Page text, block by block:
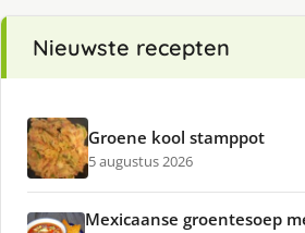
Nieuwste recepten
Groene kool stamppot
5 augustus 2026
Mexicaanse groentesoep